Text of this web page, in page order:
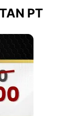
PT